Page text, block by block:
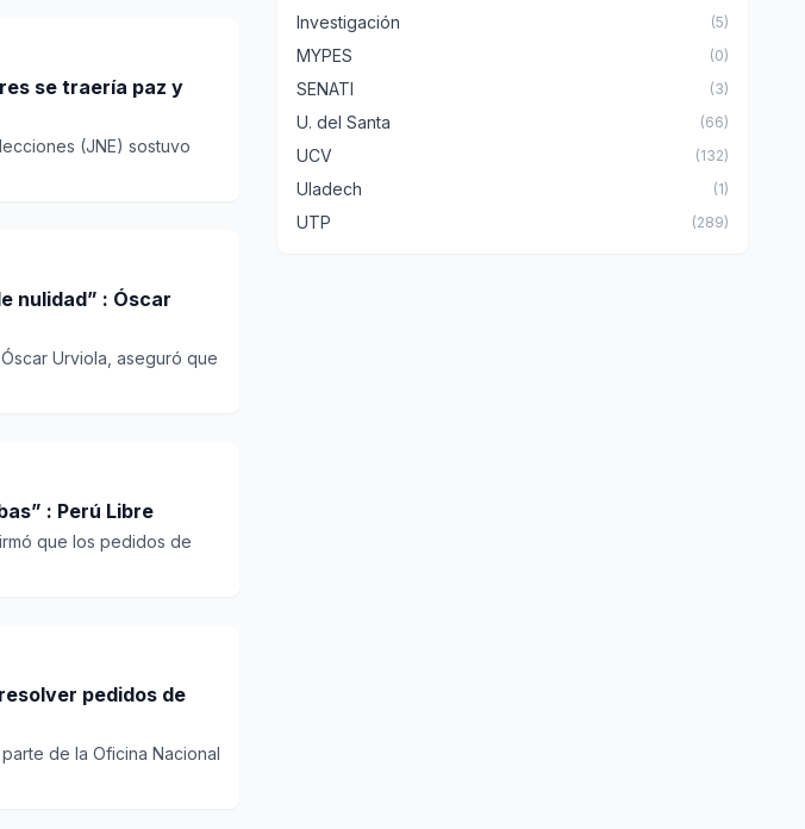
se traería paz y
(JNE) sostuvo
nulidad” : Óscar
Urviola, aseguró que
: Perú Libre
que los pedidos de
pedidos de
de la Oficina Nacional
Investigación (5)
MYPES (0)
SENATI (3)
U. del Santa (66)
UCV (132)
Uladech (1)
UTP (289)